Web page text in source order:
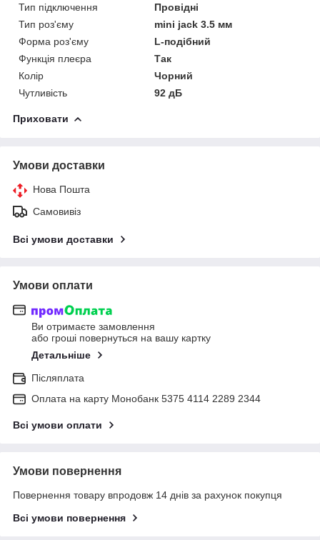
Тип підключення
Провідні
Тип роз'єму
mini jack 3.5 мм
Форма роз'єму
L-подібний
Функція плеєра
Так
Колір
Чорний
Чутливість
92 дБ
Приховати
Умови доставки
Нова Пошта
Самовивіз
Всі умови доставки
Умови оплати
Ви отримаєте замовлення
або гроші повернуться на вашу картку
Детальніше
Післяплата
Оплата на карту Монобанк 5375 4114 2289 2344
Всі умови оплати
Умови повернення
Повернення товару впродовж 14 днів за рахунок покупця
Всі умови повернення